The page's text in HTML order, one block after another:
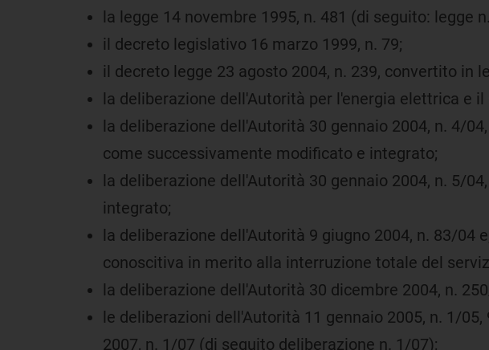
la legge 14 novembre 1995, n. 481 (di seguito:
il decreto legislativo 16 marzo 1999, n. 79;
il decreto legge 23 agosto 2004, n. 239, convertito in
la deliberazione dell'Autorità per l'energia elettrica e
la deliberazione dell'Autorità 30 gennaio 2004, n. 4/
come successivamente modificato e integrato;
la deliberazione dell'Autorità 30 gennaio 2004, n. 5/
integrato;
la deliberazione dell'Autorità 9 giugno 2004, n. 83/
conoscitiva in merito alla interruzione totale del
la deliberazione dell'Autorità 30 dicembre 2004, n.
le deliberazioni dell'Autorità 11 gennaio 2005, n. 1/
2007, n. 1/07 (di seguito deliberazione n. 1/07);